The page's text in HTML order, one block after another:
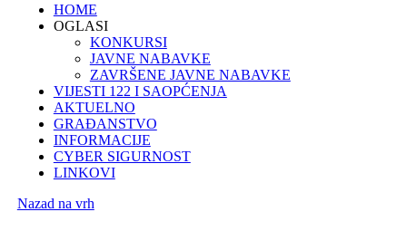
HOME
OGLASI
KONKURSI
JAVNE NABAVKE
ZAVRŠENE JAVNE NABAVKE
VIJESTI 122 I SAOPĆENJA
AKTUELNO
GRAĐANSTVO
INFORMACIJE
CYBER SIGURNOST
LINKOVI
Nazad na vrh